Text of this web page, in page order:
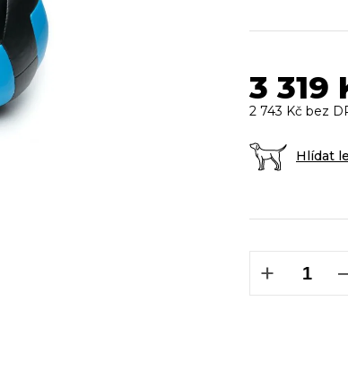
3 319
Hlídat
2 743 Kč bez
+